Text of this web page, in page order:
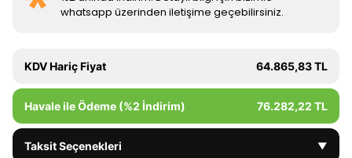
whatsapp üzerinden iletişime geçebilirsiniz.
KDV Hariç Fiyat 64.865,83 TL
Havale ile Ödeme (%2 İndirim) 76.282,22 TL
Taksit Seçenekleri ▼